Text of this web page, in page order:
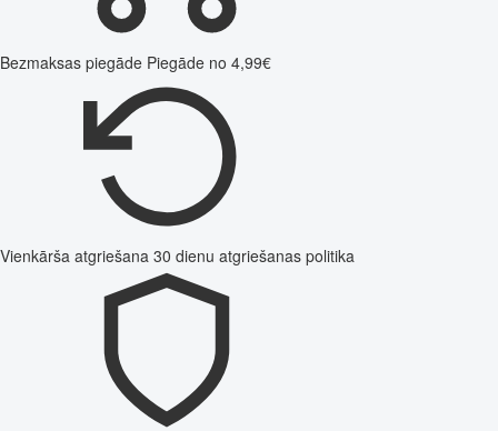
Bezmaksas piegāde Piegāde no 4,99€
Vienkārša atgriešana 30 dienu atgriešanas politika